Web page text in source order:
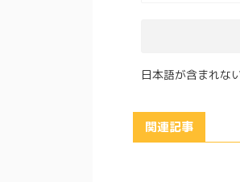
日本語が含まれな
関連記事